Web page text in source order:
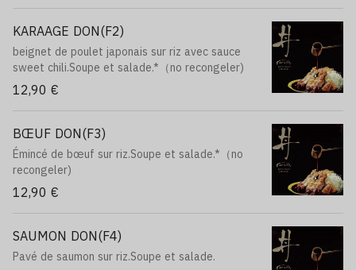
KARAAGE DON(F2)
beignet de poulet japonais sur riz avec sauce
sweet chili.Soupe et salade.*（no recongeler)
12,90 €
BŒUF DON(F3)
Émincé de bœuf sur riz.Soupe et salade.*（no
recongeler)
12,90 €
SAUMON DON(F4)
Pavé de saumon sur riz.Soupe et salade.